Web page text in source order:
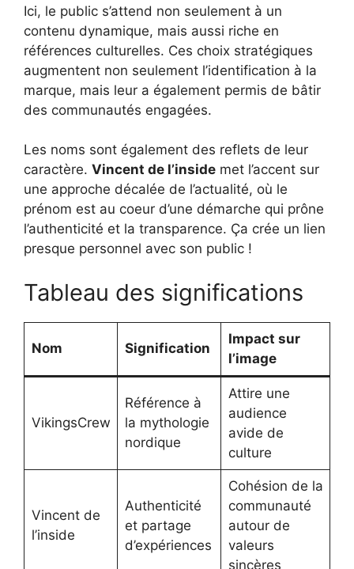
Ici, le public s’attend non seulement à un
contenu dynamique, mais aussi riche en
références culturelles. Ces choix stratégiques
augmentent non seulement l’identification à la
marque, mais leur a également permis de bâtir
des communautés engagées.
Les noms sont également des reflets de leur
caractère. Vincent de l’inside met l’accent sur
une approche décalée de l’actualité, où le
prénom est au coeur d’une démarche qui prône
l’authenticité et la transparence. Ça crée un lien
presque personnel avec son public !
Tableau des significations
Nom Signification
Impact sur
l’image
VikingsCrew
Référence à
la mythologie
nordique
Attire une
audience
avide de
culture
Vincent de
l’inside
Authenticité
et partage
d’expériences
Cohésion de la
communauté
autour de
valeurs
sincères